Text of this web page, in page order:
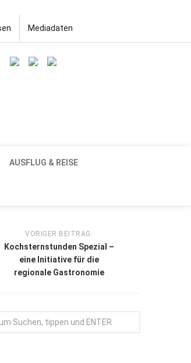
Mediadaten
AUSFLUG & REISE
VORIGER BEITRAG:
Kochsternstunden Spezial –
eine Initiative für die
regionale Gastronomie